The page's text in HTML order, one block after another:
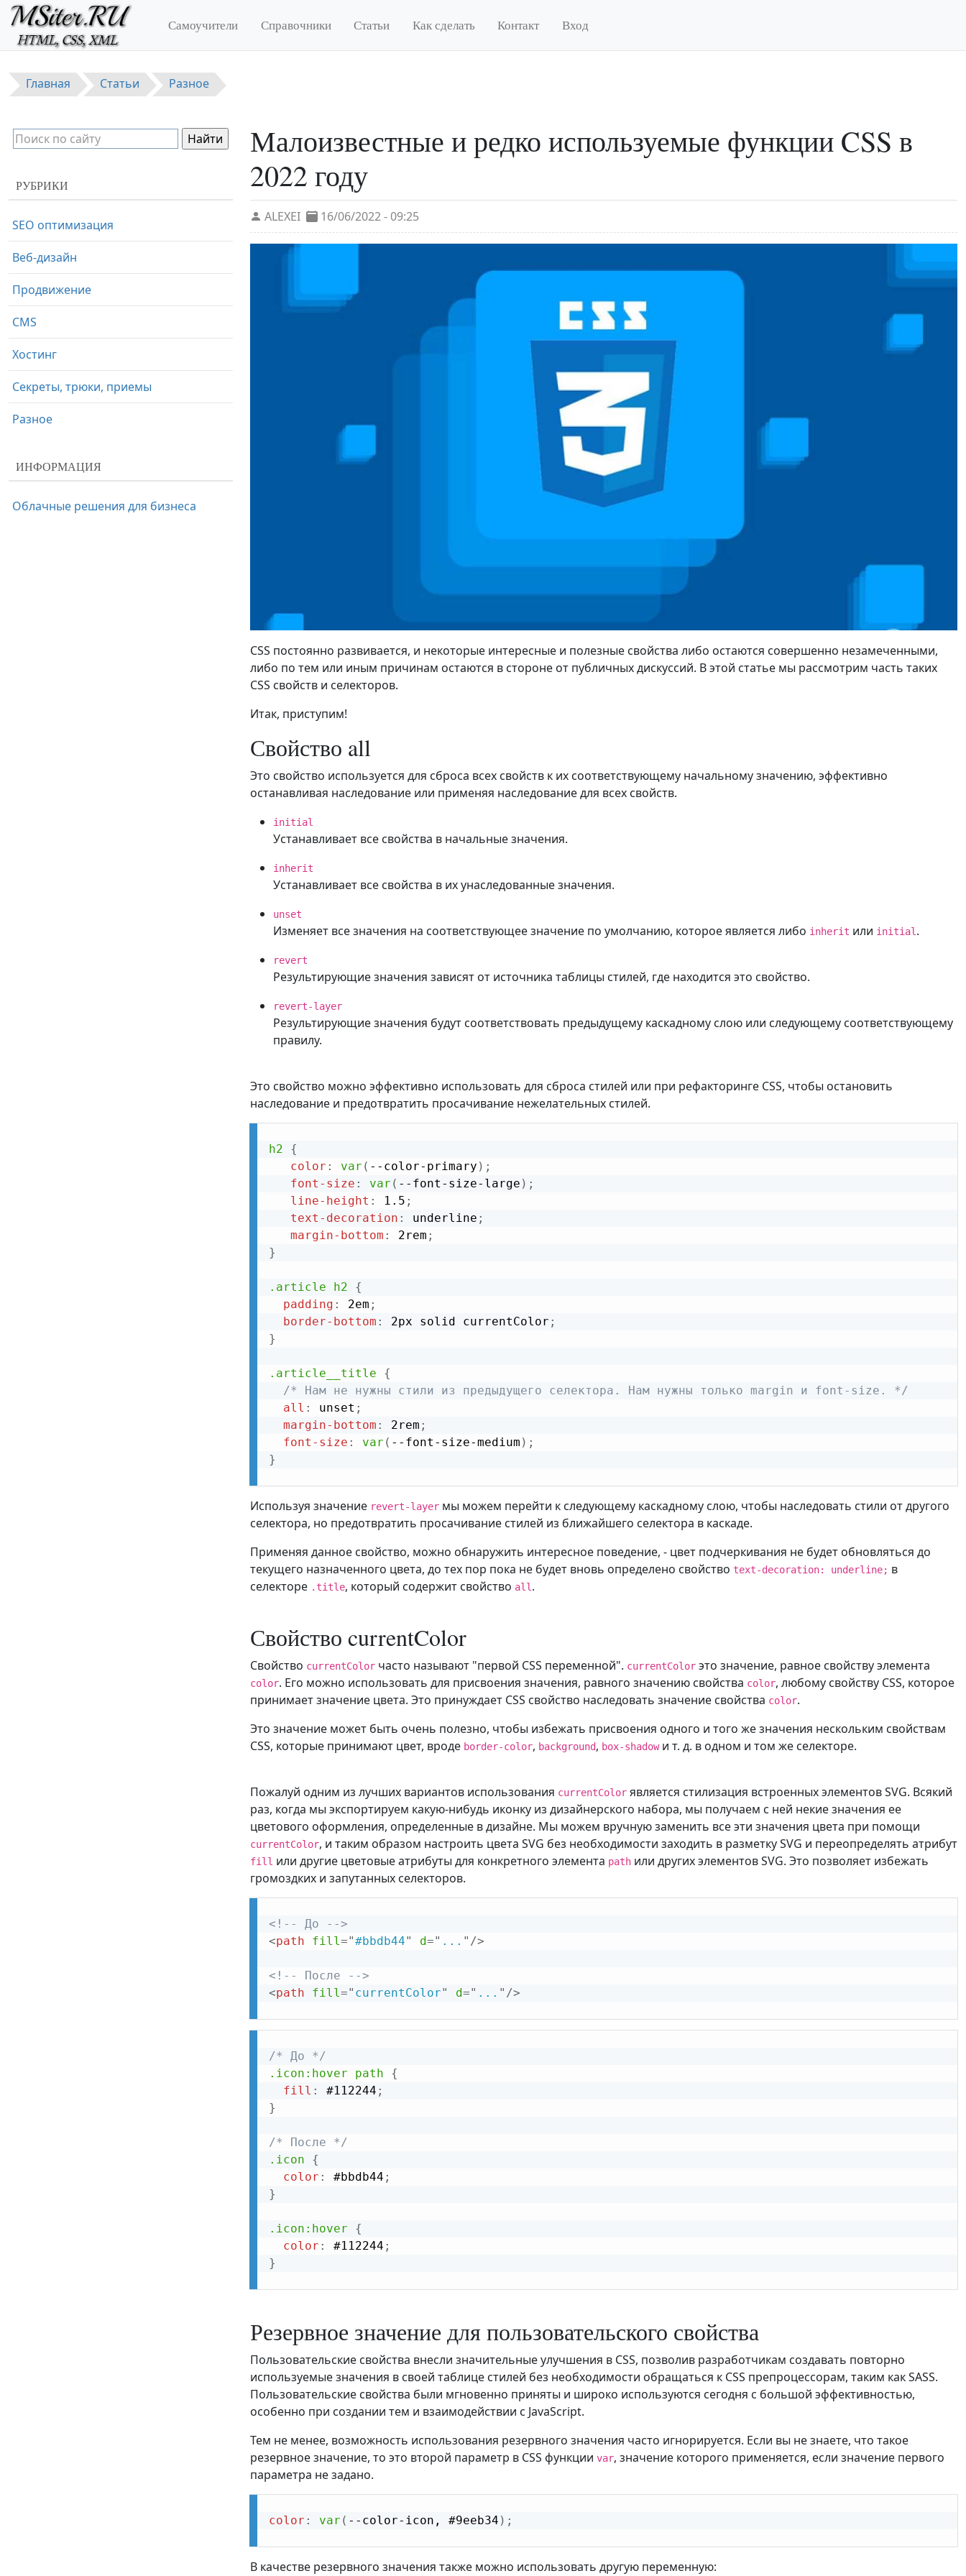
Перейти к основному содержанию
Самоучители Справочники Статьи Как сделать Контакт Вход
Главная Статьи Разное
Малоизвестные и редко используемые функции CSS в
2022 году
ALEXEI 16/06/2022 - 09:25
CSS постоянно развивается, и некоторые интересные и полезные свойства либо остаются совершенно незамеченными,
либо по тем или иным причинам остаются в стороне от публичных дискуссий. В этой статье мы рассмотрим часть таких
CSS свойств и селекторов.
Итак, приступим!
Свойство all
Это свойство используется для сброса всех свойств к их соответствующему начальному значению, эффективно
останавливая наследование или применяя наследование для всех свойств.
initial
Устанавливает все свойства в начальные значения.
inherit
Устанавливает все свойства в их унаследованные значения.
unset
Изменяет все значения на соответствующее значение по умолчанию, которое является либо inherit или initial.
revert
Результирующие значения зависят от источника таблицы стилей, где находится это свойство.
revert-layer
Результирующие значения будут соответствовать предыдущему каскадному слою или следующему соответствующему
правилу.
Это свойство можно эффективно использовать для сброса стилей или при рефакторинге CSS, чтобы остановить
наследование и предотвратить просачивание нежелательных стилей.
h2
{
color : var ( --color-primary ) ;
font-size : var ( --font-size-large ) ;
line-height : 1.5 ;
text-decoration : underline ;
margin-bottom : 2rem ;
}
.article h2
{
padding : 2em ;
border-bottom : 2px solid currentColor ;
}
.article__title
{
/* Нам не нужны стили из предыдущего селектора. Нам нужны только margin и font-size. */
all : unset ;
margin-bottom : 2rem ;
font-size : var ( --font-size-medium ) ;
}
Используя значение revert-layer мы можем перейти к следующему каскадному слою, чтобы наследовать стили от другого
селектора, но предотвратить просачивание стилей из ближайшего селектора в каскаде.
Применяя данное свойство, можно обнаружить интересное поведение, - цвет подчеркивания не будет обновляться до
текущего назначенного цвета, до тех пор пока не будет вновь определено свойство text-decoration: underline; в
селекторе .title, который содержит свойство all.
Свойство currentColor
Свойство currentColor часто называют "первой CSS переменной". currentColor это значение, равное свойству элемента
color. Его можно использовать для присвоения значения, равного значению свойства color, любому свойству CSS, которое
принимает значение цвета. Это принуждает CSS свойство наследовать значение свойства color.
Это значение может быть очень полезно, чтобы избежать присвоения одного и того же значения нескольким свойствам
CSS, которые принимают цвет, вроде border-color, background, box-shadowи т. д. в одном и том же селекторе.
Пожалуй одним из лучших вариантов использования currentColor является стилизация встроенных элементов SVG. Всякий
раз, когда мы экспортируем какую-нибудь иконку из дизайнерского набора, мы получаем с ней некие значения ее
цветового оформления, определенные в дизайне. Мы можем вручную заменить все эти значения цвета при помощи
currentColor, и таким образом настроить цвета SVG без необходимости заходить в разметку SVG и переопределять атрибут
fill или другие цветовые атрибуты для конкретного элемента path или других элементов SVG. Это позволяет избежать
громоздких и запутанных селекторов.
<!-- До -->
<path fill="#bbdb44" d=" ... " />
<!-- После -->
<path fill=" currentColor" d=" ... " />
/* До */
.icon:hover path
{
fill : #112244 ;
}
/* После */
.icon
{
color : #bbdb44 ;
}
.icon:hover
{
color : #112244 ;
}
Резервное значение для пользовательского свойства
Пользовательские свойства внесли значительные улучшения в CSS, позволив разработчикам создавать повторно
используемые значения в своей таблице стилей без необходимости обращаться к CSS препроцессорам, таким как SASS.
Пользовательские свойства были мгновенно приняты и широко используются сегодня с большой эффективностью,
особенно при создании тем и взаимодействии с JavaScript.
Тем не менее, возможность использования резервного значения часто игнорируется. Если вы не знаете, что такое
резервное значение, то это второй параметр в CSS функции var, значение которого применяется, если значение первого
параметра не задано.
color : var ( --color-icon, #9eeb34 ) ;
В качестве резервного значения также можно использовать другую переменную:
РУБРИКИ
SEO оптимизация
Веб-дизайн
Продвижение
CMS
Хостинг
Секреты, трюки, приемы
Разное
ИНФОРМАЦИЯ
Облачные решения для бизнеса